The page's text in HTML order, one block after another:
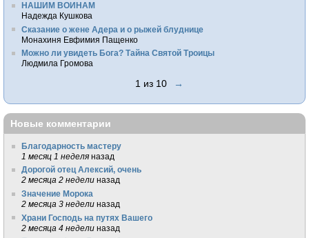
НАШИМ ВОИНАМ
Надежда Кушкова
Сказание о жене Адера и о рыжей блуднице
Монахиня Евфимия Пащенко
Можно ли увидеть Бога? Тайна Святой Троицы
Людмила Громова
1 из 10 →
Новые комментарии
Благодарность мастеру
1 месяц 1 неделя назад
Дорогой отец Алексий, очень
2 месяца 2 недели назад
Значение Морока
2 месяца 3 недели назад
Храни Господь на путях Вашего
2 месяца 4 недели назад